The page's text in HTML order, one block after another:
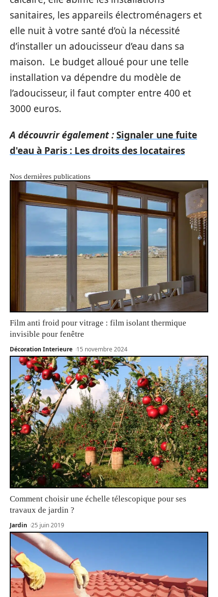
sanitaires, les appareils électroménagers et
elle nuit à votre santé d’où la nécessité
d’installer un adoucisseur d’eau dans sa
maison. Le budget alloué pour une telle
installation va dépendre du modèle de
l’adoucisseur, il faut compter entre 400 et
3000 euros.
A découvrir également :Signaler une fuite
d'eau à Paris : Les droits des locataires
Nos dernières publications
Film anti froid pour vitrage : film isolant thermique
invisible pour fenêtre
Décoration Interieure 15 novembre 2024
Comment choisir une échelle télescopique pour ses
travaux de jardin ?
Jardin 25 juin 2019